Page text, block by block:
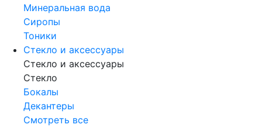
Минеральная вода
Сиропы
Тоники
Стекло и аксессуары
Стекло и аксессуары
Стекло
Бокалы
Декантеры
Смотреть все